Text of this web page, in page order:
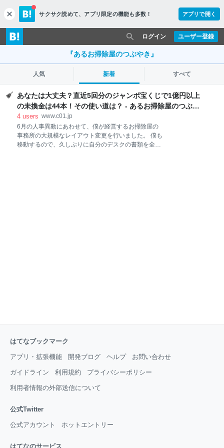
c
l
o
s
サクサク読めて、 アプリ限定の機能も多数！ アプリで開く
ユーザー登録
ログイン
『あるお掃除屋のつぶやき』
人気 新着 すべて
あなたは大丈夫？直近5回分のジャンボ宝くじで1億円以上
の未換金は44本！その使い道は？ - あるお掃除屋のつぶや
き
4 users www.c01.jp
6月の人事異動にあわせて、僕が経営するお掃除屋の
事務所の大規模なレイアウト変更を行いました。 僕も
移動するので、久しぶりに自分のデスクの書類を全て
はてなブックマーク
アプリ・拡張機能 開発ブログ ヘルプ お問い合わせ
ガイドライン 利用規約 プライバシーポリシー
利用者情報の外部送信について
公式Twitter
公式アカウント ホットエントリー
はてなのサービス